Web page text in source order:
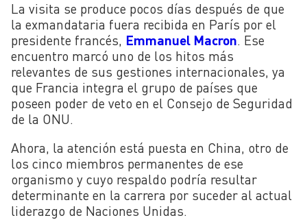
La visita se produce pocos días después de que
la exmandataria fuera recibida en París por el
presidente francés, Emmanuel Macron. Ese
encuentro marcó uno de los hitos más
relevantes de sus gestiones internacionales, ya
que Francia integra el grupo de países que
poseen poder de veto en el Consejo de Seguridad
de la ONU.
Ahora, la atención está puesta en China, otro de
los cinco miembros permanentes de ese
organismo y cuyo respaldo podría resultar
determinante en la carrera por suceder al actual
liderazgo de Naciones Unidas.